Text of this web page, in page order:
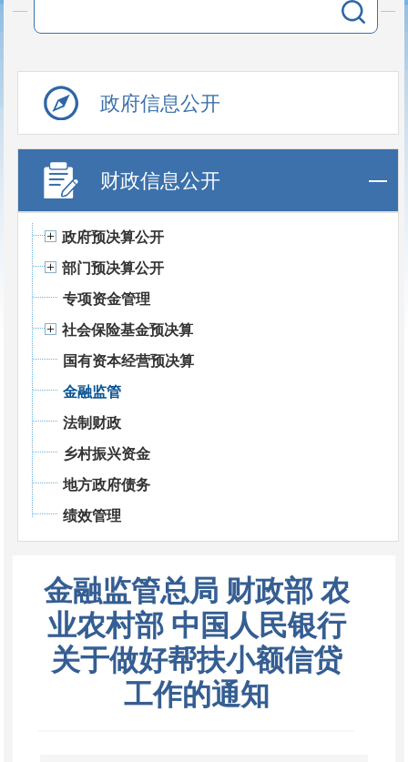
政府信息公开
财政信息公开
政府预决算公开
部门预决算公开
专项资金管理
社会保险基金预决算
国有资本经营预决算
金融监管
法制财政
乡村振兴资金
地方政府债务
绩效管理
金融监管总局 财政部 农
业农村部 中国人民银行
关于做好帮扶小额信贷
工作的通知